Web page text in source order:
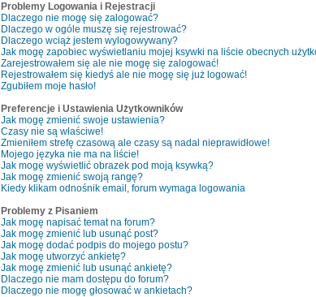
Problemy Logowania i Rejestracji
Dlaczego nie mogę się zalogować?
Dlaczego w ogóle muszę się rejestrować?
Dlaczego wciąż jestem wylogowywany?
Jak mogę zapobiec wyświetlaniu mojej ksywki na liście obecnych
Zarejestrowałem się ale nie mogę się zalogować!
Rejestrowałem się kiedyś ale nie mogę się już logować!
Zgubiłem moje hasło!
Preferencje i Ustawienia Użytkowników
Jak mogę zmienić swoje ustawienia?
Czasy nie są właściwe!
Zmieniłem strefę czasową ale czasy są nadal nieprawidłowe!
Mojego języka nie ma na liście!
Jak mogę wyświetlić obrazek pod moją ksywką?
Jak mogę zmienić swoją rangę?
Kiedy klikam odnośnik email, forum wymaga logowania
Problemy z Pisaniem
Jak mogę napisać temat na forum?
Jak mogę zmienić lub usunąć post?
Jak mogę dodać podpis do mojego postu?
Jak mogę utworzyć ankietę?
Jak mogę zmienić lub usunąć ankietę?
Dlaczego nie mam dostępu do forum?
Dlaczego nie mogę głosować w ankietach?